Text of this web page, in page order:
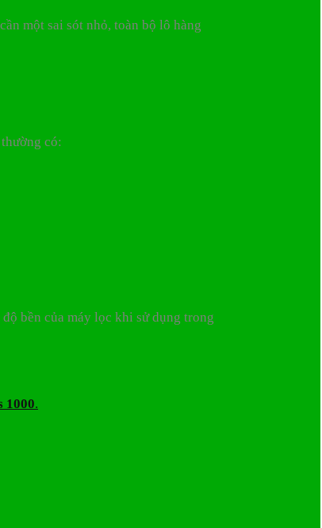
một sai sót nhỏ, toàn bộ lô hàng
có:
bền của máy lọc khi sử dụng trong
1000.